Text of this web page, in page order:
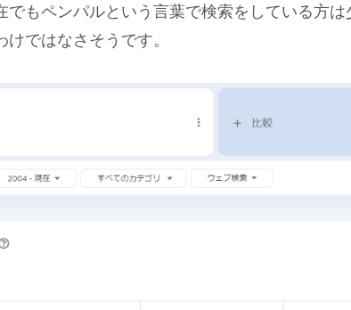
でもペンパルという言葉で検索をしている方
けではなさそうです。